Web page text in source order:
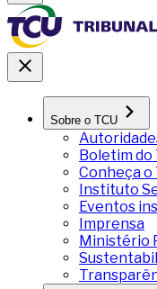
Sobre o TCU
Boletim do
Conheça o
Instituto
Eventos
Imprensa
Ministério